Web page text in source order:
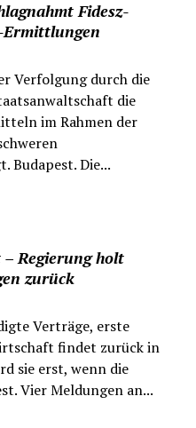
Fidesz-
Ermittlungen
Verfolgung durch die
die
im Rahmen der
Budapest. Die...
Regierung holt
zurück
Verträge, erste
findet zurück in
sie erst, wenn die
Vier Meldungen an...